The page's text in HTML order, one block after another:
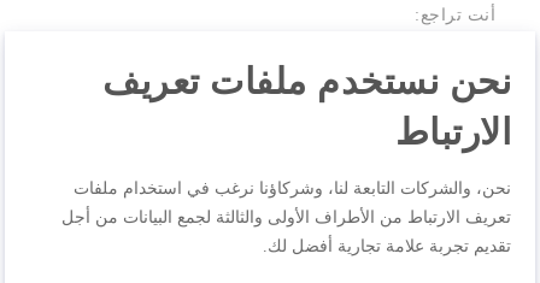
أنت تراجع:
مولينكس، 100 وصفة مبرمجة، التوافق مع تقنية بلوتوث،
تطبيق مخصّص، 6 أوضاع للطهي، الطهي بالضغط، الطهي
بالبخار، التحمير، الغلي ببطء، الطهي ببطء، إعادة التسخين،
سعة 6L‏ CE857827
الجودة
نحن نستخدم ملفات تعريف
الارتباط
نحن، والشركات التابعة لنا، وشركاؤنا نرغب في استخدام ملفات
تعريف الارتباط من الأطراف الأولى والثالثة لجمع البيانات من أجل
تقديم تجربة علامة تجارية أفضل لك.